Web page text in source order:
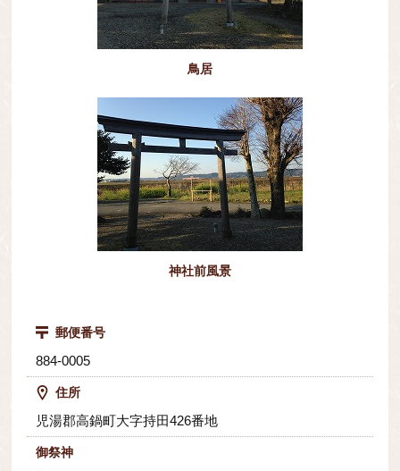
鳥居
神社前風景
郵便番号
884-0005
住所
児湯郡高鍋町大字持田426番地
御祭神